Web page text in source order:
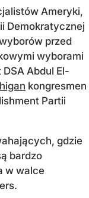
Ameryki,
Demokratycznej
przed
wyborami
Abdul El-
kongresmen
Partii
gdzie
bardzo
w walce